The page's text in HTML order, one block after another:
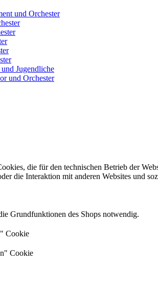
und Orchester
Jugendliche
und Orchester
die für den technischen Betrieb der
die Interaktion mit anderen Websites und
Grundfunktionen des Shops notwendig.
Cookie
Cookie